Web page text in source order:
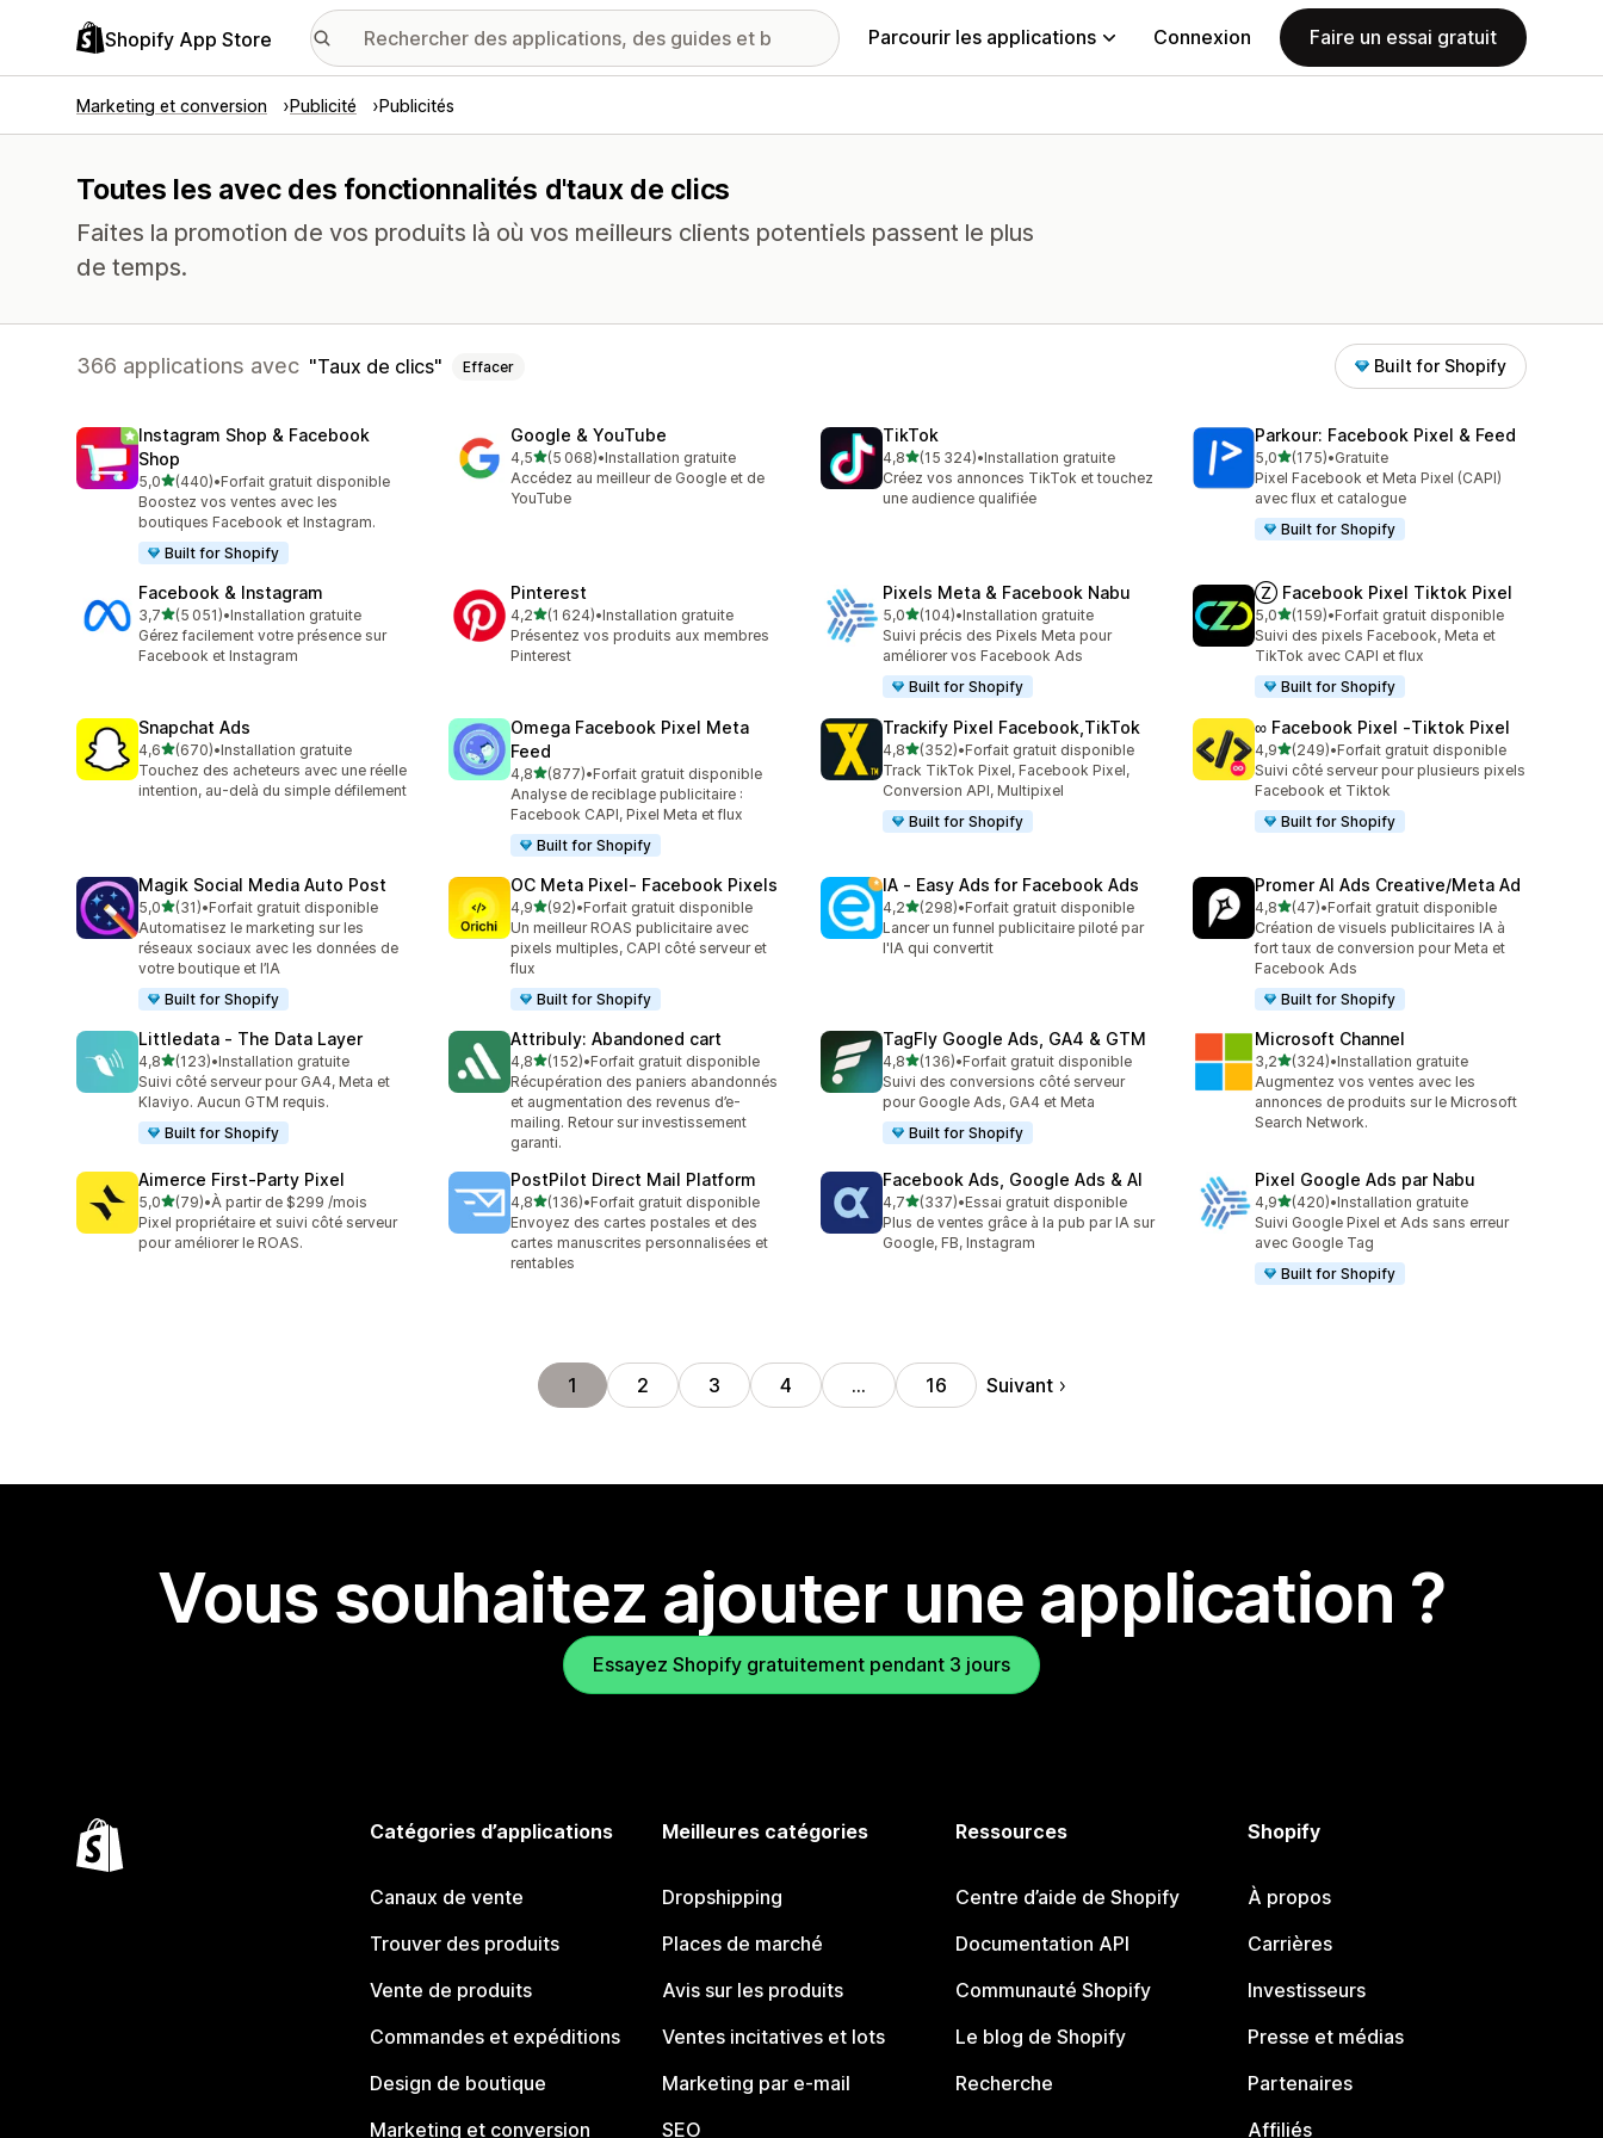
Shopify App Store Parcourir les applications Connexion Faire un essai gratuit
Marketing et conversion Publicité Publicités
Toutes les avec des fonctionnalités d'taux de clics
Faites la promotion de vos produits là où vos meilleurs clients potentiels passent le plus
de temps.
366 applications avec Taux de clics Effacer Built for Shopify
Instagram Shop & Facebook
Shop
5,0étoile(s) sur 5
(440)
440 avis au total
•Forfait gratuit disponible
Boostez vos ventes avec les
boutiques Facebook et Instagram.
Built for Shopify
Google & YouTube
4,5étoile(s) sur 5
(5 068)
5068 avis au total
•Installation gratuite
Accédez au meilleur de Google et de
YouTube
TikTok
4,8étoile(s) sur 5
(15 324)
15324 avis au total
•Installation gratuite
Créez vos annonces TikTok et touchez
une audience qualifiée
Parkour: Facebook Pixel & Feed
5,0étoile(s) sur 5
(175)
175 avis au total
•Gratuite
Pixel Facebook et Meta Pixel (CAPI)
avec flux et catalogue
Built for Shopify
Facebook & Instagram
3,7étoile(s) sur 5
(5 051)
5051 avis au total
•Installation gratuite
Gérez facilement votre présence sur
Facebook et Instagram
Pinterest
4,2étoile(s) sur 5
(1 624)
1624 avis au total
•Installation gratuite
Présentez vos produits aux membres
Pinterest
Pixels Meta & Facebook Nabu
5,0étoile(s) sur 5
(104)
104 avis au total
•Installation gratuite
Suivi précis des Pixels Meta pour
améliorer vos Facebook Ads
Built for Shopify
Ⓩ Facebook Pixel Tiktok Pixel
5,0étoile(s) sur 5
(159)
159 avis au total
•Forfait gratuit disponible
Suivi des pixels Facebook, Meta et
TikTok avec CAPI et flux
Built for Shopify
Snapchat Ads
4,6étoile(s) sur 5
(670)
670 avis au total
•Installation gratuite
Touchez des acheteurs avec une réelle
intention, au-delà du simple défilement
Omega Facebook Pixel Meta
Feed
4,8étoile(s) sur 5
(877)
877 avis au total
•Forfait gratuit disponible
Analyse de reciblage publicitaire :
Facebook CAPI, Pixel Meta et flux
Built for Shopify
Trackify Pixel Facebook,TikTok
4,8étoile(s) sur 5
(352)
352 avis au total
•Forfait gratuit disponible
Track TikTok Pixel, Facebook Pixel,
Conversion API, Multipixel
Built for Shopify
∞ Facebook Pixel ‑Tiktok Pixel
4,9étoile(s) sur 5
(249)
249 avis au total
•Forfait gratuit disponible
Suivi côté serveur pour plusieurs pixels
Facebook et Tiktok
Built for Shopify
Magik Social Media Auto Post
5,0étoile(s) sur 5
(31)
31 avis au total
•Forfait gratuit disponible
Automatisez le marketing sur les
réseaux sociaux avec les données de
votre boutique et l’IA
Built for Shopify
OC Meta Pixel‑ Facebook Pixels
4,9étoile(s) sur 5
(92)
92 avis au total
•Forfait gratuit disponible
Un meilleur ROAS publicitaire avec
pixels multiples, CAPI côté serveur et
flux
Built for Shopify
IA ‑ Easy Ads for Facebook Ads
4,2étoile(s) sur 5
(298)
298 avis au total
•Forfait gratuit disponible
Lancer un funnel publicitaire piloté par
l'IA qui convertit
Promer AI Ads Creative/Meta Ad
4,8étoile(s) sur 5
(47)
47 avis au total
•Forfait gratuit disponible
Création de visuels publicitaires IA à
fort taux de conversion pour Meta et
Facebook Ads
Built for Shopify
Littledata ‑ The Data Layer
4,8étoile(s) sur 5
(123)
123 avis au total
•Installation gratuite
Suivi côté serveur pour GA4, Meta et
Klaviyo. Aucun GTM requis.
Built for Shopify
Attribuly: Abandoned cart
4,8étoile(s) sur 5
(152)
152 avis au total
•Forfait gratuit disponible
Récupération des paniers abandonnés
et augmentation des revenus d’e-
mailing. Retour sur investissement
garanti.
TagFly Google Ads, GA4 & GTM
4,8étoile(s) sur 5
(136)
136 avis au total
•Forfait gratuit disponible
Suivi des conversions côté serveur
pour Google Ads, GA4 et Meta
Built for Shopify
Microsoft Channel
3,2étoile(s) sur 5
(324)
324 avis au total
•Installation gratuite
Augmentez vos ventes avec les
annonces de produits sur le Microsoft
Search Network.
Aimerce First‑Party Pixel
5,0étoile(s) sur 5
(79)
79 avis au total
•À partir de $299 /mois
Pixel propriétaire et suivi côté serveur
pour améliorer le ROAS.
PostPilot Direct Mail Platform
4,8étoile(s) sur 5
(136)
136 avis au total
•Forfait gratuit disponible
Envoyez des cartes postales et des
cartes manuscrites personnalisées et
rentables
Facebook Ads, Google Ads & AI
4,7étoile(s) sur 5
(337)
337 avis au total
•Essai gratuit disponible
Plus de ventes grâce à la pub par IA sur
Google, FB, Instagram
Pixel Google Ads par Nabu
4,9étoile(s) sur 5
(420)
420 avis au total
•Installation gratuite
Suivi Google Pixel et Ads sans erreur
avec Google Tag
Built for Shopify
1 2 3 4 … 16 Suivant
Vous souhaitez ajouter une application ?
Essayez Shopify gratuitement pendant 3 jours
Catégories d’applications
Canaux de vente
Trouver des produits
Vente de produits
Commandes et expéditions
Design de boutique
Marketing et conversion
Meilleures catégories
Dropshipping
Places de marché
Avis sur les produits
Ventes incitatives et lots
Marketing par e-mail
SEO
Ressources
Centre d’aide de Shopify
Documentation API
Communauté Shopify
Le blog de Shopify
Recherche
Shopify
À propos
Carrières
Investisseurs
Presse et médias
Partenaires
Affiliés